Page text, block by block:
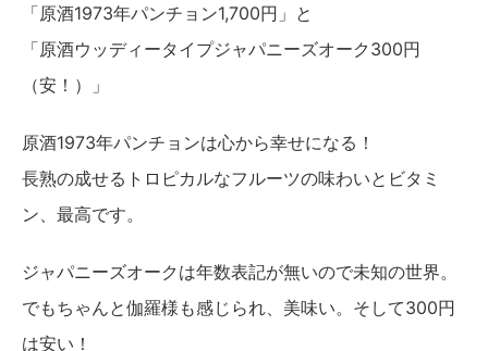
「原酒1973年パンチョン1,700円」と
「原酒ウッディータイプジャパニーズオーク300円
（安！）」
原酒1973年パンチョンは心から幸せになる！
長熟の成せるトロピカルなフルーツの味わいとビタミ
ン、最高です。
ジャパニーズオークは年数表記が無いので未知の世界。
でもちゃんと伽羅様も感じられ、美味い。そして300円
は安い！